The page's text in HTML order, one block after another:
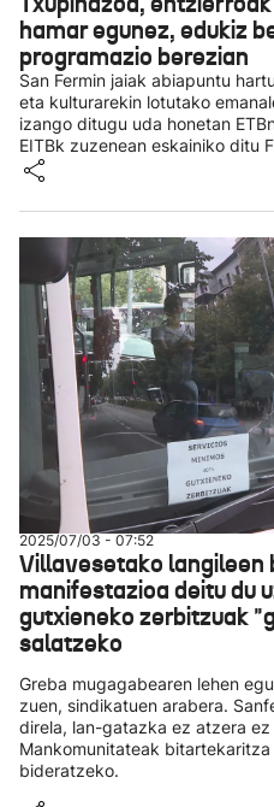
hamar egunez, edukiz
programazio berezian
San Fermin jaiak abiapuntu
eta kulturarekin lotutako
izango ditugu uda honetan
EITBk zuzenean eskainiko ditu
2025/07/03 - 07:52
Villavesetako langileen
manifestazioa deitu du
gutxieneko zerbitzuak
salatzeko
Greba mugagabearen lehen
zuen, sindikatuen arabera.
direla, lan-gatazka ez atzera
Mankomunitateak
bideratzeko.